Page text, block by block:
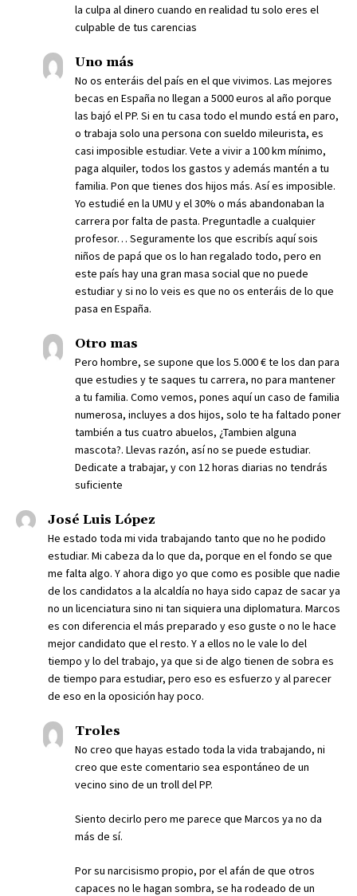
la culpa al dinero cuando en realidad tu solo eres el
culpable de tus carencias
Uno más
No os enteráis del país en el que vivimos. Las mejores
becas en España no llegan a 5000 euros al año porque
las bajó el PP. Si en tu casa todo el mundo está en paro,
o trabaja solo una persona con sueldo mileurista, es
casi imposible estudiar. Vete a vivir a 100 km mínimo,
paga alquiler, todos los gastos y además mantén a tu
familia. Pon que tienes dos hijos más. Así es imposible.
Yo estudié en la UMU y el 30% o más abandonaban la
carrera por falta de pasta. Preguntadle a cualquier
profesor… Seguramente los que escribís aquí sois
niños de papá que os lo han regalado todo, pero en
este país hay una gran masa social que no puede
estudiar y si no lo veis es que no os enteráis de lo que
pasa en España.
Otro mas
Pero hombre, se supone que los 5.000 € te los dan para
que estudies y te saques tu carrera, no para mantener
a tu familia. Como vemos, pones aquí un caso de familia
numerosa, incluyes a dos hijos, solo te ha faltado poner
también a tus cuatro abuelos, ¿Tambien alguna
mascota?. Llevas razón, así no se puede estudiar.
Dedicate a trabajar, y con 12 horas diarias no tendrás
suficiente
José Luis López
He estado toda mi vida trabajando tanto que no he podido
estudiar. Mi cabeza da lo que da, porque en el fondo se que
me falta algo. Y ahora digo yo que como es posible que nadie
de los candidatos a la alcaldía no haya sido capaz de sacar ya
no un licenciatura sino ni tan siquiera una diplomatura. Marcos
es con diferencia el más preparado y eso guste o no le hace
mejor candidato que el resto. Y a ellos no le vale lo del
tiempo y lo del trabajo, ya que si de algo tienen de sobra es
de tiempo para estudiar, pero eso es esfuerzo y al parecer
de eso en la oposición hay poco.
Troles
No creo que hayas estado toda la vida trabajando, ni
creo que este comentario sea espontáneo de un
vecino sino de un troll del PP.
Siento decirlo pero me parece que Marcos ya no da
más de sí.
Por su narcisismo propio, por el afán de que otros
capaces no le hagan sombra, se ha rodeado de un